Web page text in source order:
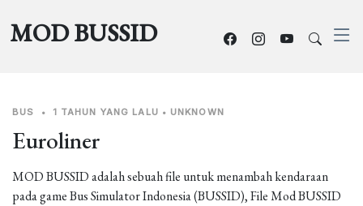
MOD BUSSID
BUS • 1 TAHUN YANG LALU • UNKNOWN
Euroliner
MOD BUSSID adalah sebuah file untuk menambah kendaraan
pada game Bus Simulator Indonesia (BUSSID), File Mod BUSSID